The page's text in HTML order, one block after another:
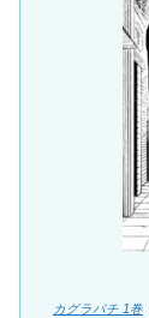
カグラバチ 1巻